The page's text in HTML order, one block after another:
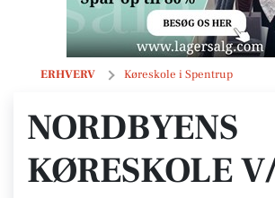
ERHVERV Køreskole i Spentrup
Nordbyens Køreskole v/ Bjarne M.
NORDBYENS
KØRESKOLE